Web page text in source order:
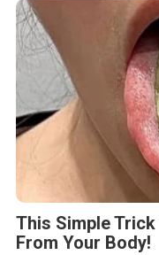
This Simple
From Your Body!